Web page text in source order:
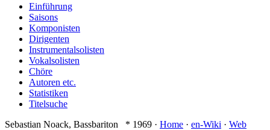
Einführung
Saisons
Komponisten
Dirigenten
Instrumentalsolisten
Vokalsolisten
Chöre
Autoren etc.
Statistiken
Titelsuche
Sebastian Noack, Bassbariton * 1969 · Home · en-Wiki · Web